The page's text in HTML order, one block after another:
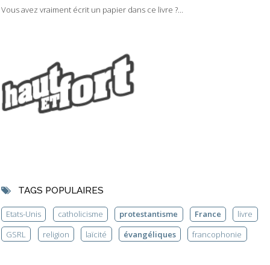
Vous avez vraiment écrit un papier dans ce livre ?...
TAGS POPULAIRES
Etats-Unis catholicisme protestantisme France
livre
GSRL
religion laïcité évangéliques francophonie